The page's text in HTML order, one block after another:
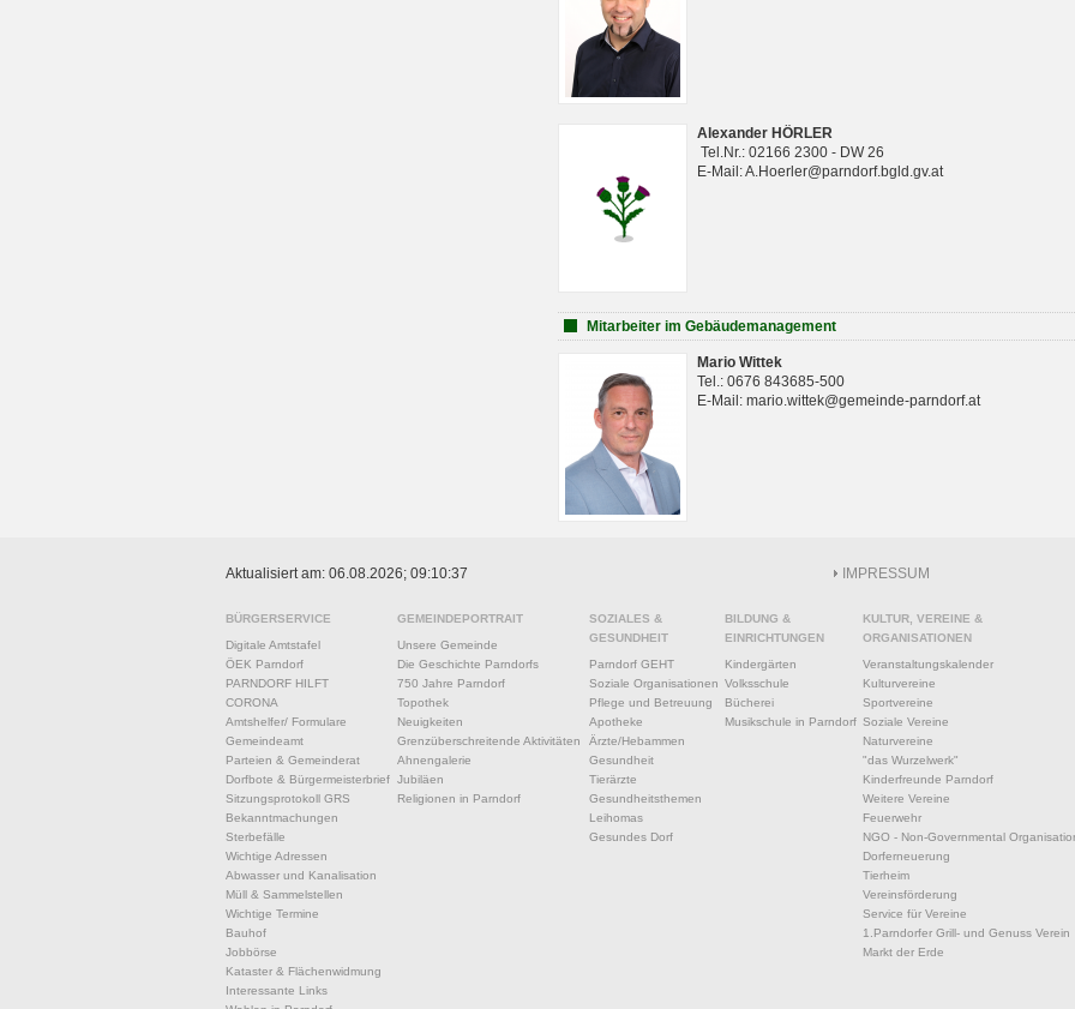
Alexander HÖRLER
Tel.Nr.: 02166 2300 - DW 26
E-Mail: A.Hoerler@parndorf.bgld.gv.at
Mitarbeiter im Gebäudemanagement
Mario Wittek
Tel.: 0676 843685-500
E-Mail: mario.wittek@gemeinde-parndorf.at
Aktualisiert am: 06.08.2026; 09:10:37 IMPRESSUM
BÜRGERSERVICE
Digitale Amtstafel
ÖEK Parndorf
PARNDORF HILFT
CORONA
Amtshelfer/ Formulare
Gemeindeamt
Parteien & Gemeinderat
Dorfbote & Bürgermeisterbrief
Sitzungsprotokoll GRS
Bekanntmachungen
Sterbefälle
Wichtige Adressen
Abwasser und Kanalisation
Müll & Sammelstellen
Wichtige Termine
Bauhof
Jobbörse
Kataster & Flächenwidmung
Interessante Links
GEMEINDEPORTRAIT
Unsere Gemeinde
Die Geschichte Parndorfs
750 Jahre Parndorf
Topothek
Neuigkeiten
Grenzüberschreitende Aktivitäten
Ahnengalerie
Jubiläen
Religionen in Parndorf
SOZIALES &
GESUNDHEIT
Parndorf GEHT
Soziale Organisationen
Pflege und Betreuung
Apotheke
Ärzte/Hebammen
Gesundheit
Tierärzte
Gesundheitsthemen
Leihomas
Gesundes Dorf
BILDUNG &
EINRICHTUNGEN
Kindergärten
Volksschule
Bücherei
Musikschule in Parndorf
KULTUR, VEREINE &
ORGANISATIONEN
Veranstaltungskalender
Kulturvereine
Sportvereine
Soziale Vereine
Naturvereine
"das Wurzelwerk"
Kinderfreunde Parndorf
Weitere Vereine
Feuerwehr
NGO - Non-Governmental
Dorferneuerung
Tierheim
Vereinsförderung
Service für Vereine
1.Parndorfer Grill- und Genuss Verein
Markt der Erde